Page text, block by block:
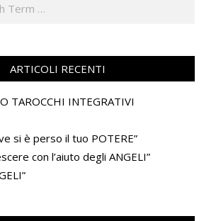
ARTICOLI RECENTI
TAROCCHI INTEGRATIVI
si è perso il tuo POTERE”
con l’aiuto degli ANGELI”